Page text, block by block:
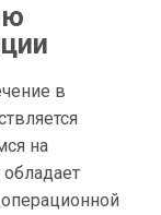
в
на
обладает